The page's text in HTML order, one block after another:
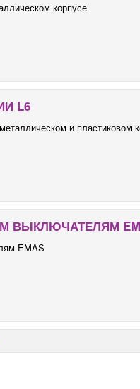
корпусе
L6
и пластиковом
ВЫКЛЮЧАТЕЛЯМ
EMAS